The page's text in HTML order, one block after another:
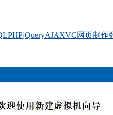
PHPjQueryAJAXVC网页制作